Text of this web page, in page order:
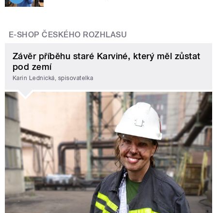
E-SHOP ČESKÉHO ROZHLASU
Závěr příběhu staré Karviné, který měl zůstat
pod zemí
Karin Lednická, spisovatelka